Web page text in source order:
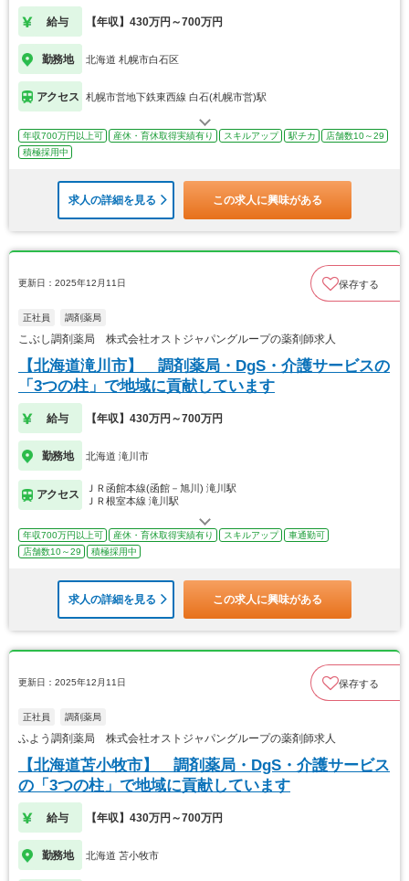
給与 【年収】430万円～700万円
勤務地 北海道 札幌市白石区
アクセス 札幌市営地下鉄東西線 白石(札幌市営)駅
年収700万円以上可 産休・育休取得実績有り スキルアップ 駅チカ
店舗数10～29
積極採用中
求人の詳細を見る この求人に興味がある
更新日：2025年12月11日 保存する
正社員 調剤薬局
こぶし調剤薬局 株式会社オストジャパングループの薬剤師求人
【北海道滝川市】 調剤薬局・DgS・介護サービスの
「3つの柱」で地域に貢献しています
給与 【年収】430万円～700万円
勤務地 北海道 滝川市
アクセス
ＪＲ函館本線(函館－旭川) 滝川駅
ＪＲ根室本線 滝川駅
年収700万円以上可 産休・育休取得実績有り スキルアップ
車通勤可
店舗数10～29
積極採用中
求人の詳細を見る この求人に興味がある
更新日：2025年12月11日 保存する
正社員 調剤薬局
ふよう調剤薬局 株式会社オストジャパングループの薬剤師求人
【北海道苫小牧市】 調剤薬局・DgS・介護サービス
の「3つの柱」で地域に貢献しています
給与 【年収】430万円～700万円
勤務地 北海道 苫小牧市